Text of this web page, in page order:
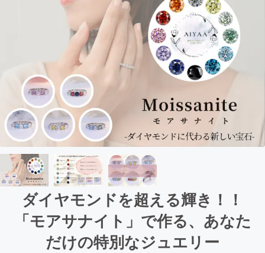
ダイヤモンドを超える輝き！！
「モアサナイト」で作る、あなた
だけの特別なジュエリー